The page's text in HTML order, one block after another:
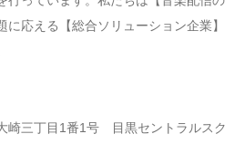
応える【総合ソリューション企業】
崎三丁目1番1号 目黒セントラルスク